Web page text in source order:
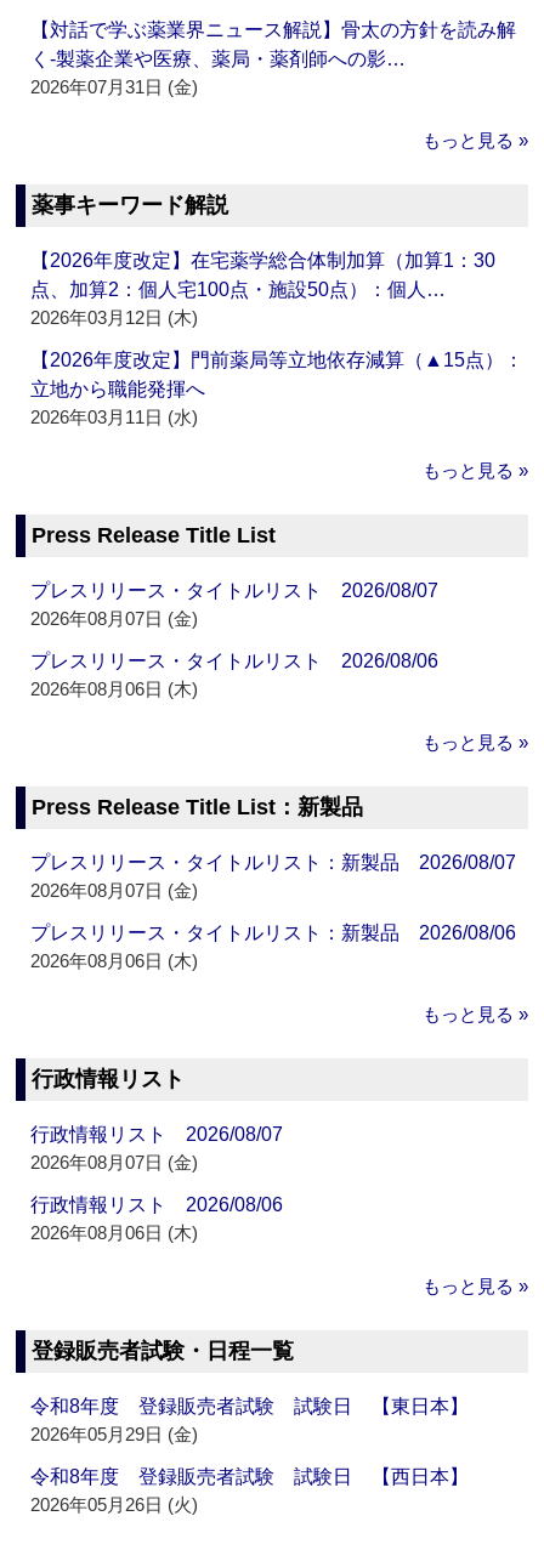
【対話で学ぶ薬業界ニュース解説】骨太の方針を読み解
く‐製薬企業や医療、薬局・薬剤師への影…
2026年07月31日 (金)
もっと見る »
薬事キーワード解説
【2026年度改定】在宅薬学総合体制加算（加算1：30
点、加算2：個人宅100点・施設50点）：個人…
2026年03月12日 (木)
【2026年度改定】門前薬局等立地依存減算（▲15点）：
立地から職能発揮へ
2026年03月11日 (水)
もっと見る »
Press Release Title List
プレスリリース・タイトルリスト 2026/08/07
2026年08月07日 (金)
プレスリリース・タイトルリスト 2026/08/06
2026年08月06日 (木)
もっと見る »
Press Release Title List：新製品
プレスリリース・タイトルリスト：新製品 2026/08/07
2026年08月07日 (金)
プレスリリース・タイトルリスト：新製品 2026/08/06
2026年08月06日 (木)
もっと見る »
行政情報リスト
行政情報リスト 2026/08/07
2026年08月07日 (金)
行政情報リスト 2026/08/06
2026年08月06日 (木)
もっと見る »
登録販売者試験・日程一覧
令和8年度 登録販売者試験 試験日 【東日本】
2026年05月29日 (金)
令和8年度 登録販売者試験 試験日 【西日本】
2026年05月26日 (火)